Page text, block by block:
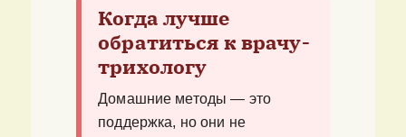
Когда лучше
обратиться к врачу-
трихологу
Домашние методы — это
поддержка, но они не